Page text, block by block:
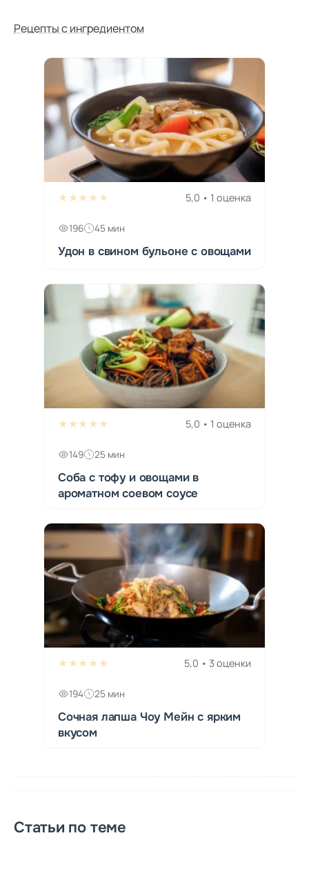
Рецепты с ингредиентом
★★★★★ 5,0 • 1 оценка
196 45 мин
Удон в свином бульоне с овощами
★★★★★ 5,0 • 1 оценка
149 25 мин
Соба с тофу и овощами в
ароматном соевом соусе
★★★★★ 5,0 • 3 оценки
194 25 мин
Сочная лапша Чоу Мейн с ярким
вкусом
Статьи по теме